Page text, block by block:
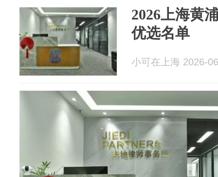
2026上海黄
优选名单
小可在上海 2026-